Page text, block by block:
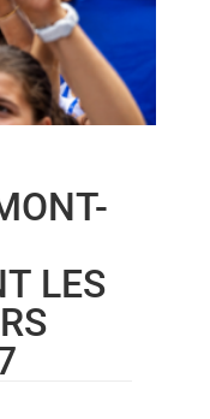
LES